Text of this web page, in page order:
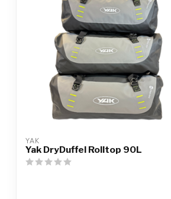
YAK
Yak DryDuffel Rolltop 90L